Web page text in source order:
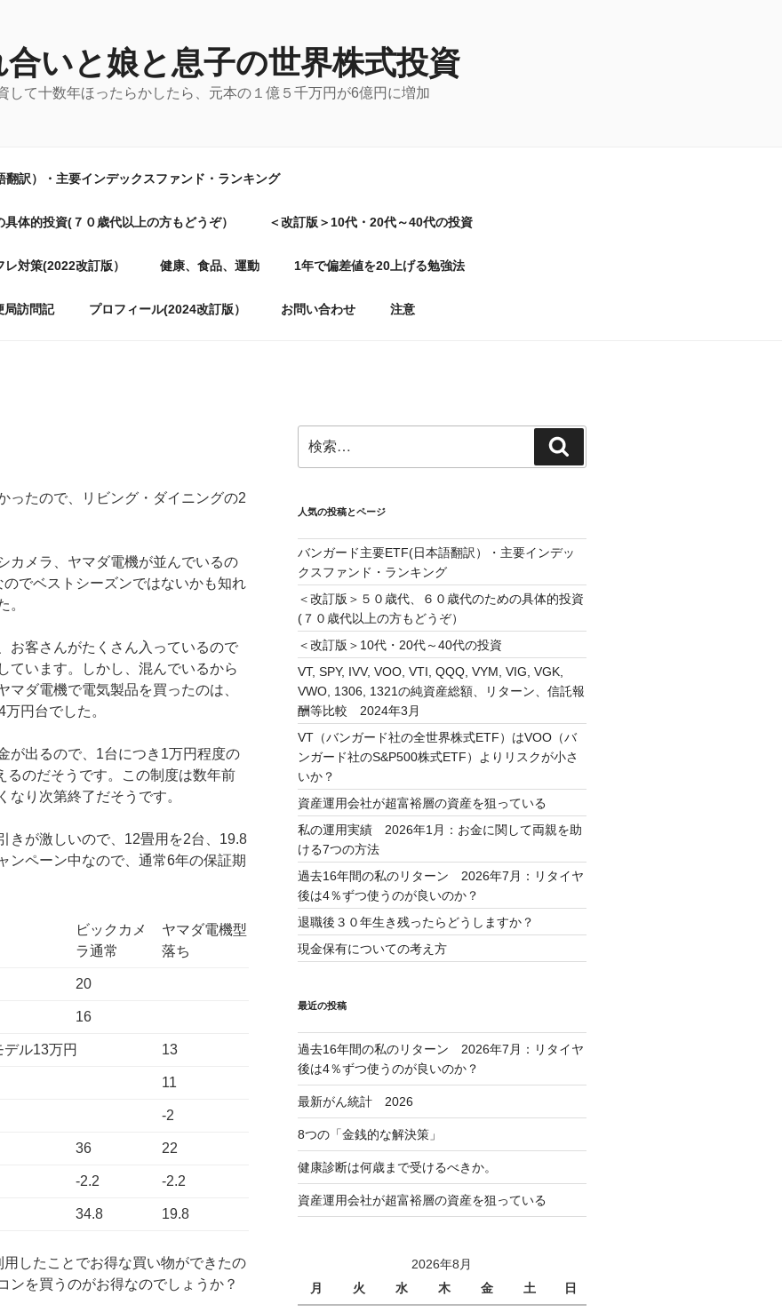
いと娘と息子の世界株式投資
して十数年ほったらかしたら、元本の１億５千万円が6億円に増加
訳）・主要インデックスファンド・ランキング
体的投資(７０歳代以上の方もどうぞ） ＜改訂版＞10代・20代～40代の投資
対策(2022改訂版） 健康、食品、運動 1年で偏差値を20上げる勉強法
局訪問記 プロフィール(2024改訂版） お問い合わせ 注意
ったので、リビング・ダイニングの2
カメラ、ヤマダ電機が並んでいるの
でベストシーズンではないかも知れ
。
お客さんがたくさん入っているので
ています。しかし、混んでいるから
マダ電機で電気製品を買ったのは、
円台でした。
が出るので、1台につき1万円程度の
のだそうです。この制度は数年前
なり次第終了だそうです。
きが激しいので、12畳用を2台、19.8
ンペーン中なので、通常6年の保証期
ビックカメ
ラ通常
ヤマダ電機型
落ち
20
16
ル13万円 13
11
-2
36 22
-2.2 -2.2
34.8 19.8
したことでお得な買い物ができたの
ンを買うのがお得なのでしょうか？
索:
索
人気の投稿とページ
バンガード主要ETF(日本語翻訳）・主要インデッ
クスファンド・ランキング
＜改訂版＞５０歳代、６０歳代のための具体的投資
(７０歳代以上の方もどうぞ）
＜改訂版＞10代・20代～40代の投資
VT, SPY, IVV, VOO, VTI, QQQ, VYM, VIG, VGK,
VWO, 1306, 1321の純資産総額、リターン、信託報
酬等比較 2024年3月
VT（バンガード社の全世界株式ETF）はVOO（バ
ンガード社のS&P500株式ETF）よりリスクが小さ
いか？
資産運用会社が超富裕層の資産を狙っている
私の運用実績 2026年1月：お金に関して両親を助
ける7つの方法
過去16年間の私のリターン 2026年7月：リタイヤ
後は4％ずつ使うのが良いのか？
退職後３０年生き残ったらどうしますか？
現金保有についての考え方
最近の投稿
過去16年間の私のリターン 2026年7月：リタイヤ
後は4％ずつ使うのが良いのか？
最新がん統計 2026
8つの「金銭的な解決策」
健康診断は何歳まで受けるべきか。
資産運用会社が超富裕層の資産を狙っている
2026年8月
月
火 水 木 金 土 日